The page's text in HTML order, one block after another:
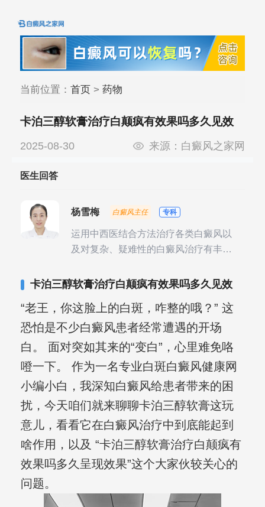
当前位置： 首页> 药物
卡泊三醇软膏治疗白颠疯有效果吗多久见效
2025-08-30 来源： 白癜风之家网
医生回答
杨雪梅 白癜风主任 专科
运用中西医结合方法治疗各类白癜风以
及对复杂、疑难性的白癜风治疗有丰富
合巩固用药的调理，并对白癜风患者的
导，全方位帮助患者康复。
卡泊三醇软膏治疗白颠疯有效果吗多久见效
“老王，你这脸上的白斑，咋整的哦？” 这
恐怕是不少白癜风患者经常遭遇的开场
白。 面对突如其来的“变白”，心里难免咯
噔一下。 作为一名专业白斑白癜风健康网
小编小白，我深知白癜风给患者带来的困
扰，今天咱们就来聊聊卡泊三醇软膏这玩
意儿，看看它在白癜风治疗中到底能起到
啥作用，以及 “卡泊三醇软膏治疗白颠疯有
效果吗多久呈现效果”这个大家伙较关心的
问题。